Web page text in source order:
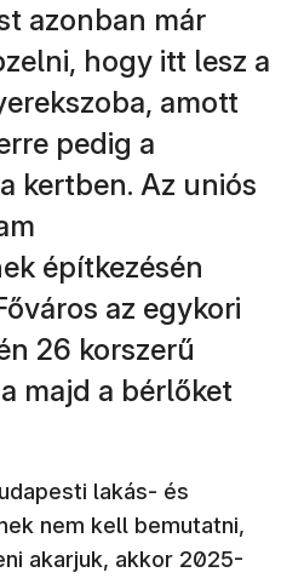
azonban már
hogy itt lesz a
amott
pedig a
kertben. Az uniós
építkezésén
az egykori
26 korszerű
majd a bérlőket
lakás- és
nem kell bemutatni,
akarjuk, akkor 2025-